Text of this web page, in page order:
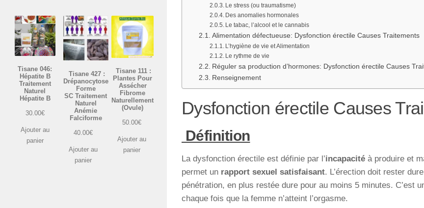
Le stress (ou traumatisme)
Des anomalies hormonales
Le tabac, l’alcool et le cannabis
Alimentation défectueuse: Dysfonction érectile Causes Traitements
L’hygiène de vie et Alimentation
Le rythme de vie
Réguler sa production d’hormones: Dysfonction érectile Causes
Renseignement
Dysfonction érectile Causes
Définition
La dysfonction érectile est définie par l’incapacité à produire et
permet un rapport sexuel satisfaisant. L’érection doit rester
pénétration, en plus restée dure pour au moins 5 minutes. C’est
chaque fois que la femme n’atteint l’orgasme.
Tisane 046:
Hépatite B
Traitement
Naturel
Hépatite B
30.00€
Ajouter au
panier
Tisane 427 :
Drépanocytose
Forme
SC Traitement
Naturel
Anémie
Falciforme
40.00€
Ajouter au
panier
Tisane 111 :
Plantes Pour
Assécher
Fibrome
Naturellement
(Ovule)
50.00€
Ajouter au
panier